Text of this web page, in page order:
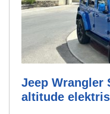
Jeep Wrangler
altitude